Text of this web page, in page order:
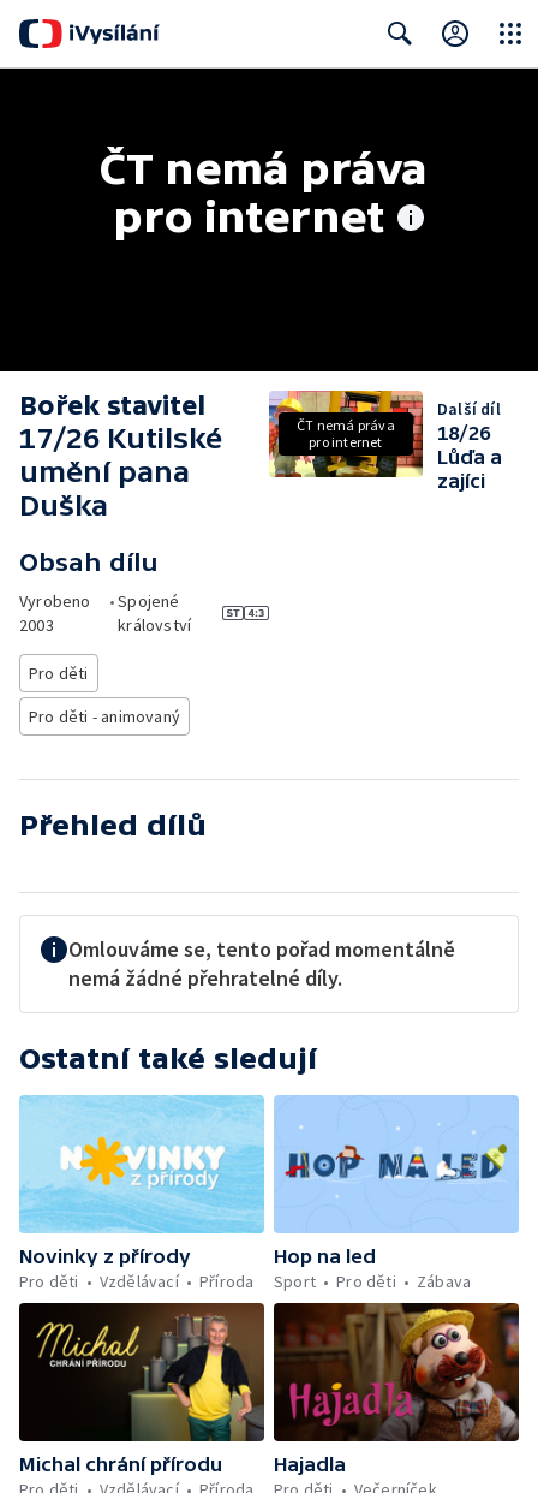
ČT nemá práva
pro internet
Bořek stavitel
17/26 Kutilské
umění pana
Duška
Obsah dílu
Vyrobeno
2003
•Spojené
království
Pro děti
Pro děti - animovaný
ČT nemá práva
pro internet
Další díl
18/26
Lůďa a
zajíci
Přehled dílů
Omlouváme se, tento pořad momentálně
nemá žádné přehratelné díly.
Ostatní také sledují
Novinky z přírody
Pro děti
Vzdělávací Příroda
Hop na led
Sport
Pro děti Zábava
Michal chrání přírodu
Hajadla